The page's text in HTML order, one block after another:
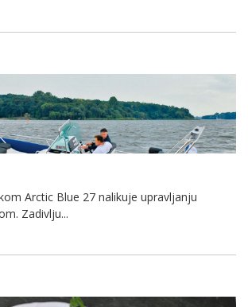
Arctic Blue 27 nalikuje upravljanju
Zadivlju...